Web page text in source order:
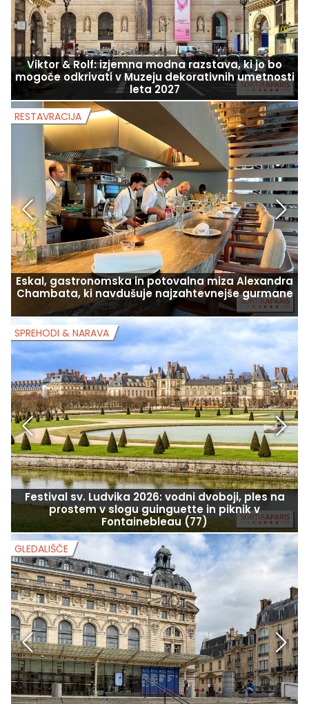
Viktor & Rolf: izjemna modna razstava, ki jo bo
mogoče odkrivati v Muzeju dekorativnih umetnosti
leta 2027
Eskal, gastronomska in potovalna miza Alexandra
Chambata, ki navdušuje najzahtevnejše gurmane
RESTAVRACIJA
Festival sv. Ludvika 2026: vodni dvoboji, ples na
prostem v slogu guinguette in piknik v
Fontainebleau (77)
SPREHODI & NARAVA
GLEDALIŠČE